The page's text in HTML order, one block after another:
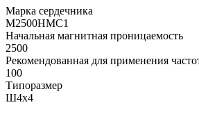
Марка сердечника
М2500НМС1
Начальная магнитная проницаемость
2500
Рекомендованная для применения
100
Типоразмер
Ш4х4